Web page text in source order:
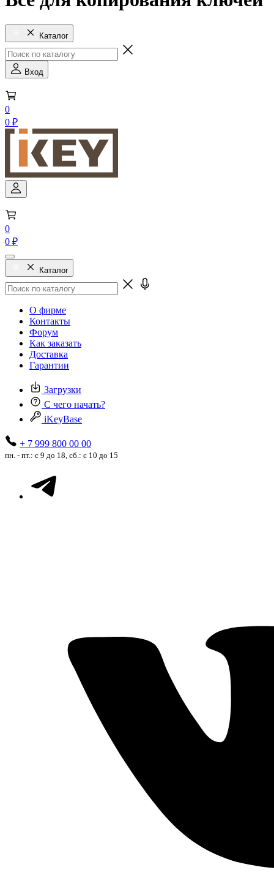
Каталог
Вход
0
0 ₽
0
0 ₽
Каталог
О фирме
Контакты
Форум
Как заказать
Доставка
Гарантии
Загрузки
С чего начать?
iKeyBase
+ 7 999 800 00 00
пн. - пт.: с 9 до 18, сб.: с 10 до 15